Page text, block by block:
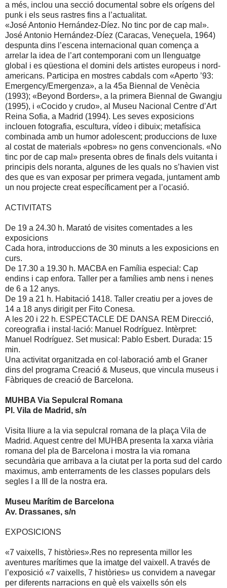
a més, inclou una secció documental sobre els orígens del
punk i els seus rastres fins a l’actualitat.
«José Antonio Hernández-Díez. No tinc por de cap mal».
José Antonio Hernández-Díez (Caracas, Veneçuela, 1964)
despunta dins l’escena internacional quan comença a
arrelar la idea de l’art contemporani com un llenguatge
global i es qüestiona el domini dels artistes europeus i nord-
americans. Participa en mostres cabdals com «Aperto ’93:
Emergency/Emergenza», a la 45a Biennal de Venècia
(1993); «Beyond Borders», a la primera Biennal de Gwangju
(1995), i «Cocido y crudo», al Museu Nacional Centre d’Art
Reina Sofia, a Madrid (1994). Les seves exposicions
inclouen fotografia, escultura, vídeo i dibuix; metafísica
combinada amb un humor adolescent; produccions de luxe
al costat de materials «pobres» no gens convencionals. «No
tinc por de cap mal» presenta obres de finals dels vuitanta i
principis dels noranta, algunes de les quals no s’havien vist
des que es van exposar per primera vegada, juntament amb
un nou projecte creat específicament per a l’ocasió.
ACTIVITATS
De 19 a 24.30 h. Marató de visites comentades a les
exposicions
Cada hora, introduccions de 30 minuts a les exposicions en
curs.
De 17.30 a 19.30 h. MACBA en Família especial: Cap
endins i cap enfora. Taller per a famílies amb nens i nenes
de 6 a 12 anys.
De 19 a 21 h. Habitació 1418. Taller creatiu per a joves de
14 a 18 anys dirigit per Fito Conesa.
A les 20 i 22 h. ESPECTACLE DE DANSA REM Direcció,
coreografia i instal·lació: Manuel Rodríguez. Intèrpret:
Manuel Rodríguez. Set musical: Pablo Esbert. Durada: 15
min.
Una activitat organitzada en col·laboració amb el Graner
dins del programa Creació & Museus, que vincula museus i
Fàbriques de creació de Barcelona.
MUHBA Via Sepulcral Romana
Pl. Vila de Madrid, s/n
Visita lliure a la via sepulcral romana de la plaça Vila de
Madrid. Aquest centre del MUHBA presenta la xarxa viària
romana del pla de Barcelona i mostra la via romana
secundària que arribava a la ciutat per la porta sud del cardo
maximus, amb enterraments de les classes populars dels
segles I a III de la nostra era.
Museu Marítim de Barcelona
Av. Drassanes, s/n
EXPOSICIONS
«7 vaixells, 7 històries».Res no representa millor les
aventures marítimes que la imatge del vaixell. A través de
l’exposició «7 vaixells, 7 històries» us convidem a navegar
per diferents narracions en què els vaixells són els